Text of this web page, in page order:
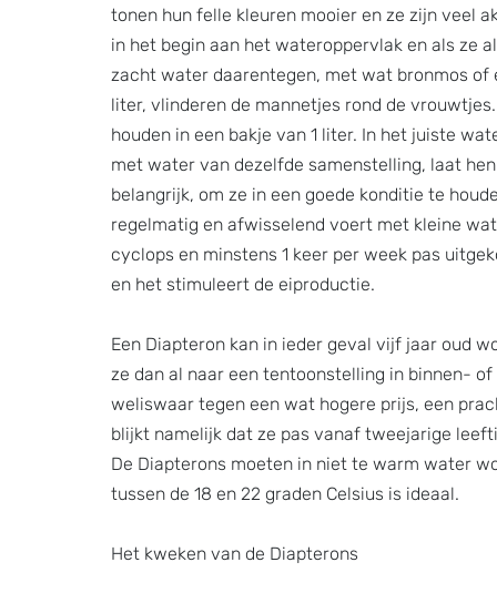
tonen hun felle kleuren mooier en ze zijn veel
in het begin aan het wateroppervlak en als ze
zacht water daarentegen, met wat bronmos of
liter, vlinderen de mannetjes rond de
houden in een bakje van 1 liter. In het juiste
met water van dezelfde samenstelling, laat
belangrijk, om ze in een goede konditie te
regelmatig en afwisselend voert met kleine
cyclops en minstens 1 keer per week pas
en het stimuleert de eiproductie.
Een Diapteron kan in ieder geval vijf jaar oud
ze dan al naar een tentoonstelling in binnen-
weliswaar tegen een wat hogere prijs, een
blijkt namelijk dat ze pas vanaf tweejarige
De Diapterons moeten in niet te warm water
tussen de 18 en 22 graden Celsius is ideaal.
Het kweken van de Diapterons